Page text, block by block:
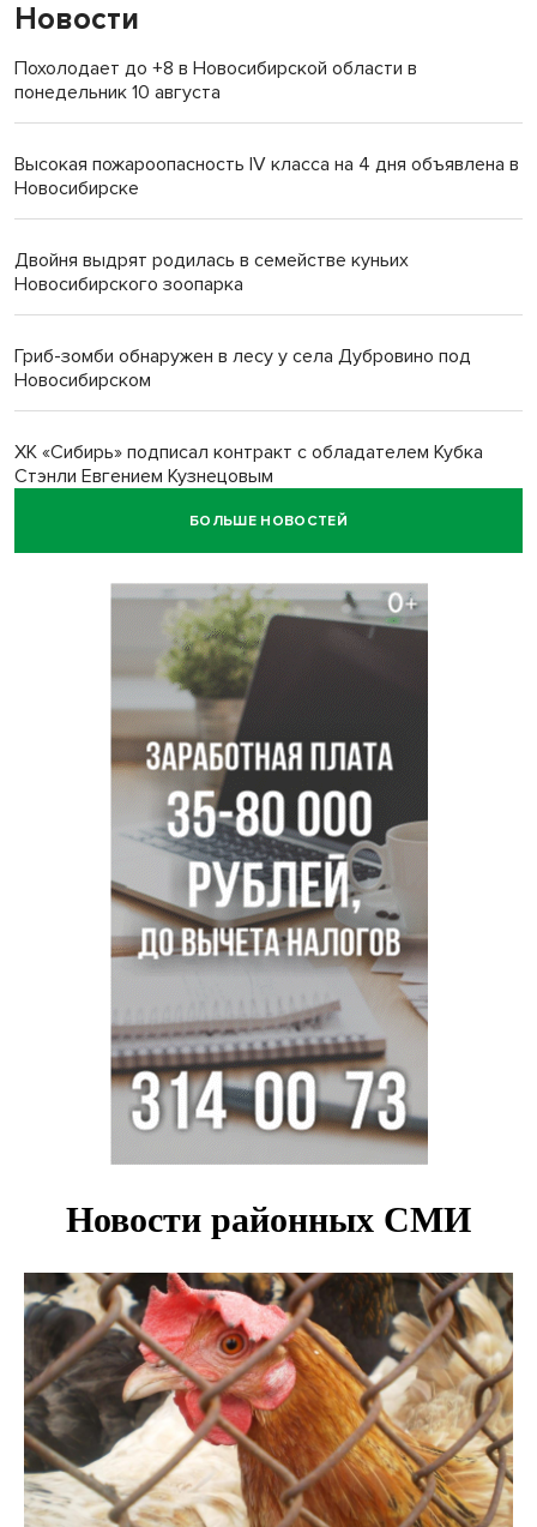
Новости
Похолодает до +8 в Новосибирской области в
понедельник 10 августа
Высокая пожароопасность IV класса на 4 дня объявлена в
Новосибирске
Двойня выдрят родилась в семействе куньих
Новосибирского зоопарка
Гриб-зомби обнаружен в лесу у села Дубровино под
Новосибирском
ХК «Сибирь» подписал контракт с обладателем Кубка
Стэнли Евгением Кузнецовым
БОЛЬШЕ НОВОСТЕЙ